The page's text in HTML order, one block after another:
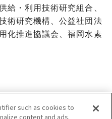
給・利用技術研究組合、
術研究機構、公益社団法
化推進協議会、福岡水素
such as cookies to
content and ads.